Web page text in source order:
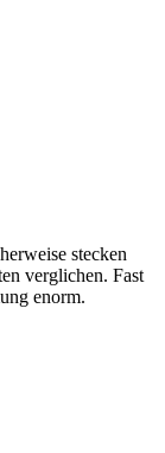
stecken
verglichen. Fast
enorm.